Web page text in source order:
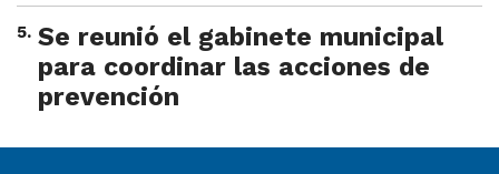
5. Se reunió el gabinete municipal
para coordinar las acciones de
prevención